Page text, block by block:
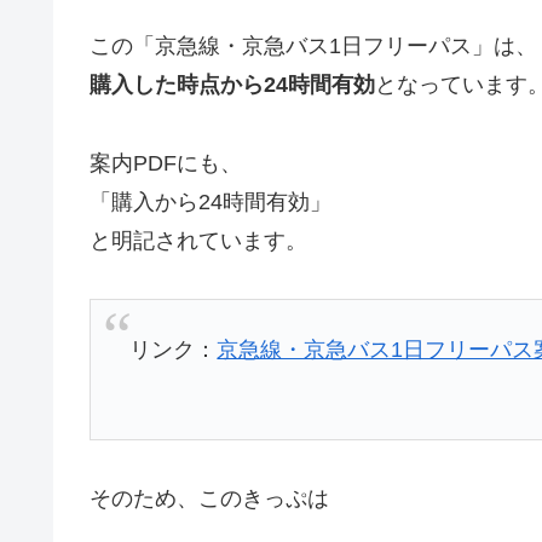
この「京急線・京急バス1日フリーパス」は、
購入した時点から24時間有効となっています。
案内PDFにも、
「購入から24時間有効」
と明記されています。
リンク：京急線・京急バス1日フリーパス
そのため、このきっぷは